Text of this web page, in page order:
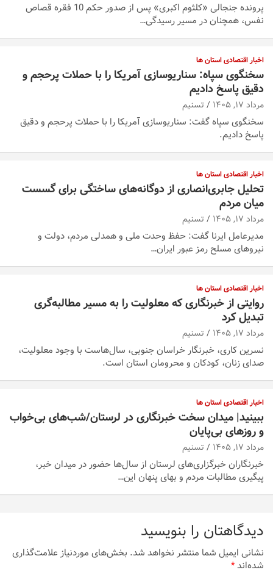
پرونده جنجالی «کلثوم اکبری» پس از صدور حکم 10 فقره قصاص
نفس، همچنان در مسیر رسیدگی…
اخبار اقتصادی استان ها
سخنگوی سپاه: سناریوسازی آمریکا را با حملات پرحجم‌‌ و
دقیق‌ پاسخ دادیم
مرداد ۱۷, ۱۴۰۵ تسنیم
سخنگوی سپاه گفت: سناریوسازی آمریکا را با حملات پرحجم‌‌ و دقیق‌
پاسخ دادیم.
اخبار اقتصادی استان ها
تحلیل جابری‌انصاری از دوگانه‌های ساختگی ‌برای گسست
میان مردم
مرداد ۱۷, ۱۴۰۵ تسنیم
مدیرعامل ایرنا گفت: حفظ وحدت ملی و همدلی مردم، دولت و
نیروهای مسلح رمز عبور ایران…
اخبار اقتصادی استان ها
روایتی از خبرنگاری که معلولیت را به مسیر مطالبه‌گری
تبدیل کرد
مرداد ۱۷, ۱۴۰۵ تسنیم
نسرین کاری، خبرنگار خراسان جنوبی، سال‌هاست با وجود معلولیت،
صدای زنان، کودکان و محرومان استان است.
اخبار اقتصادی استان ها
ببینید| میدان سخت خبرنگاری در لرستان/‌شب‌های بی‌خواب
و روزهای بی‌پایان
مرداد ۱۷, ۱۴۰۵ تسنیم
خبرنگاران خبرگزاری‌های لرستان از سال‌ها حضور در میدان خبر،
پیگیری مطالبات مردم و بهای پنهان این…
دیدگاهتان را بنویسید
نشانی ایمیل شما منتشر نخواهد شد.بخش‌های موردنیاز علامت‌گذاری
شده‌اند*